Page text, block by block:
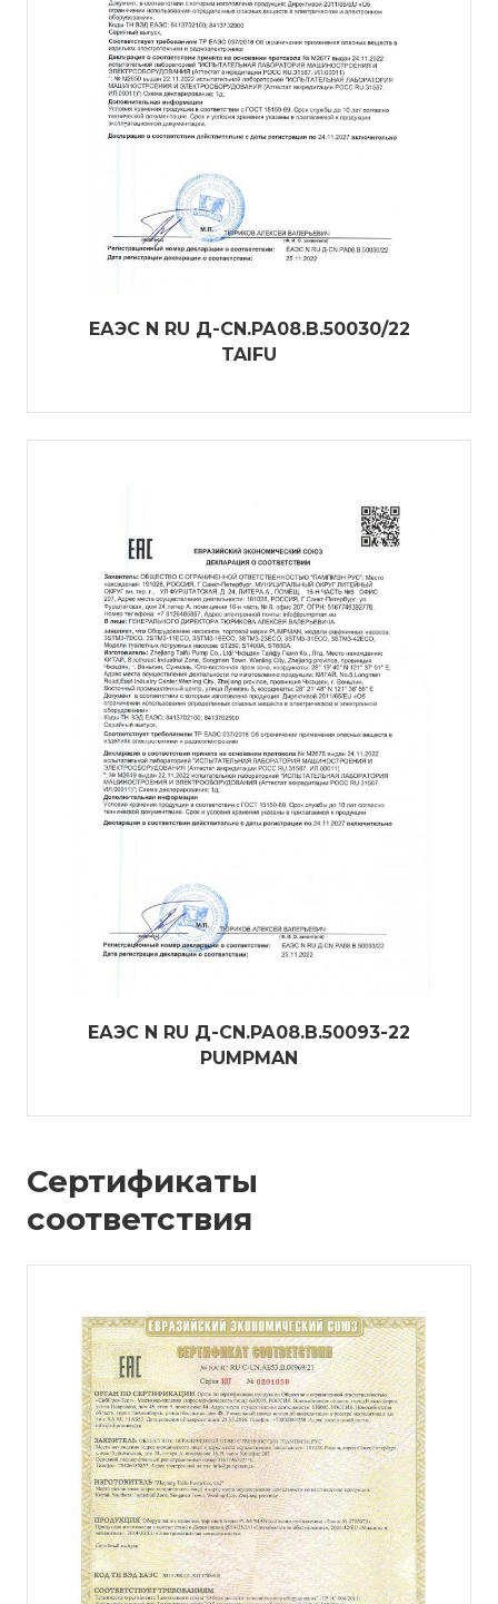
ЕАЭС N RU Д-CN.РА08.В.50030/22
TAIFU
ЕАЭС N RU Д-CN.РА08.В.50093-22
PUMPMAN
Сертификаты
соответствия